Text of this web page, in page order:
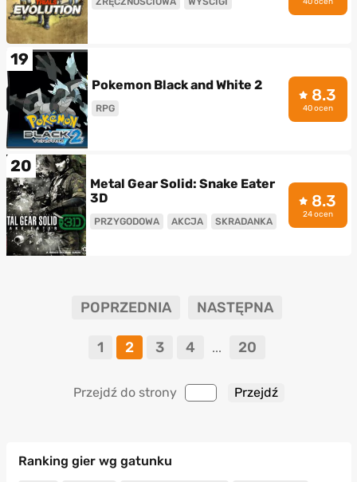
19
Pokemon Black and White 2
RPG
8.3
40 ocen
20
Metal Gear Solid: Snake Eater
3D
PRZYGODOWA AKCJA SKRADANKA
8.3
24 ocen
POPRZEDNIA NASTĘPNA
1 2 3 4 ... 20
Przejdź do strony
Ranking gier wg gatunku